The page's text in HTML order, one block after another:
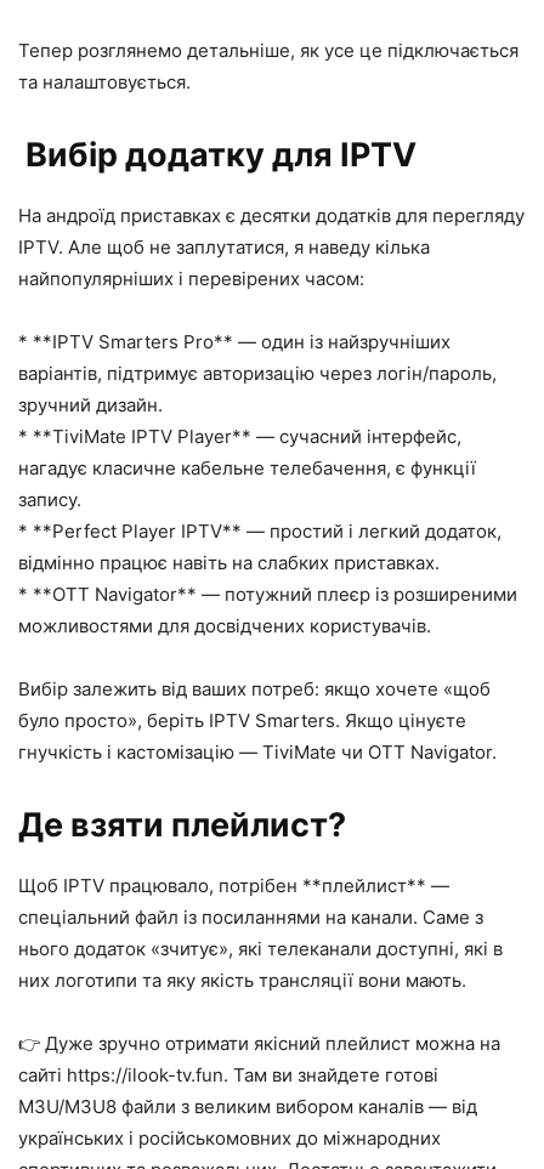
Тепер розглянемо детальніше, як усе це підключається
та налаштовується.
Вибір додатку для IPTV
На андроїд приставках є десятки додатків для перегляду
IPTV. Але щоб не заплутатися, я наведу кілька
найпопулярніших і перевірених часом:
* **IPTV Smarters Pro** — один із найзручніших
варіантів, підтримує авторизацію через логін/пароль,
зручний дизайн.
* **TiviMate IPTV Player** — сучасний інтерфейс,
нагадує класичне кабельне телебачення, є функції
запису.
* **Perfect Player IPTV** — простий і легкий додаток,
відмінно працює навіть на слабких приставках.
* **OTT Navigator** — потужний плеєр із розширеними
можливостями для досвідчених користувачів.
Вибір залежить від ваших потреб: якщо хочете «щоб
було просто», беріть IPTV Smarters. Якщо цінуєте
гнучкість і кастомізацію — TiviMate чи OTT Navigator.
Де взяти плейлист?
Щоб IPTV працювало, потрібен **плейлист** —
спеціальний файл із посиланнями на канали. Саме з
нього додаток «зчитує», які телеканали доступні, які в
них логотипи та яку якість трансляції вони мають.
👉 Дуже зручно отримати якісний плейлист можна на
сайті https://ilook-tv.fun. Там ви знайдете готові
M3U/M3U8 файли з великим вибором каналів — від
українських і російськомовних до міжнародних